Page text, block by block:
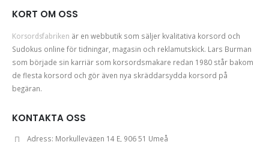
KORT OM OSS
Korsordsfabriken är en webbutik som säljer kvalitativa korsord och
Sudokus online för tidningar, magasin och reklamutskick. Lars Burman
som började sin karriär som korsordsmakare redan 1980 står bakom
de flesta korsord och gör även nya skräddarsydda korsord på
begäran.
KONTAKTA OSS
Adress: Morkullevägen 14 E, 906 51 Umeå